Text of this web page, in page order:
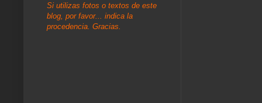
Si utilizas fotos o textos de este
blog, por favor... indica la
procedencia. Gracias.